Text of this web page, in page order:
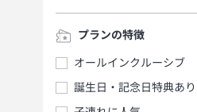
プランの特徴
オールインクルーシブ
誕生日・記念日特典あり